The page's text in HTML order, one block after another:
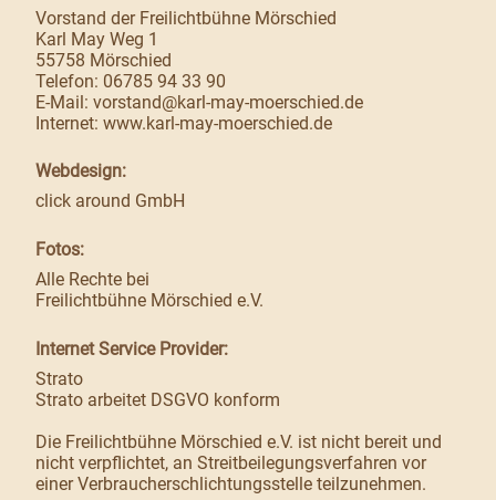
Vorstand der Freilichtbühne Mörschied
Karl May Weg 1
55758 Mörschied
Telefon: 06785 94 33 90
E-Mail:vorstand@karl-may-moerschied.de
Internet:www.karl-may-moerschied.de
Webdesign:
click around GmbH
Fotos:
Alle Rechte bei
Freilichtbühne Mörschied e.V.
Internet Service Provider:
Strato
Strato arbeitet DSGVO konform
Die Freilichtbühne Mörschied e.V. ist nicht bereit und
nicht verpflichtet, an Streitbeilegungsverfahren vor
einer Verbraucherschlichtungsstelle teilzunehmen.